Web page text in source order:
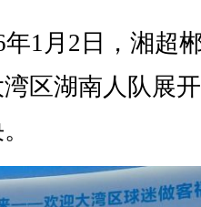
1月2日，湘超
区湖南人队展